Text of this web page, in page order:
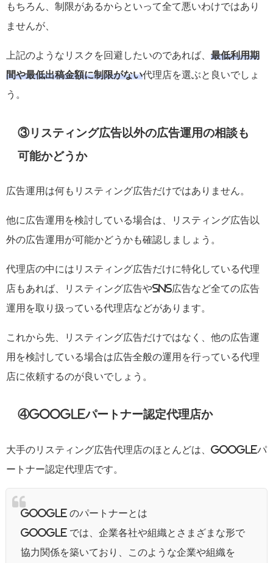
もちろん、制限があるからといって全て悪いわけではあり
ませんが、
上記のようなリスクを回避したいのであれば、 最低利用期
間や最低出稿金額に制限がない代理店を選ぶと良いでしょ
う。
③リスティング広告以外の広告運用の相談も
可能かどうか
広告運用は何もリスティング広告だけではありません。
他に広告運用を検討している場合は、リスティング広告以
外の広告運用が可能かどうかも確認しましょう。
代理店の中にはリスティング広告だけに特化している代理
店もあれば、リスティング広告やSNS広告など全ての広告
運用を取り扱っている代理店などがあります。
これから先、リスティング広告だけではなく、他の広告運
用を検討している場合は広告全般の運用を行っている代理
店に依頼するのが良いでしょう。
④Googleパートナー認定代理店か
大手のリスティング広告代理店のほとんどは、Googleパ
ートナー認定代理店です。
GOOGLE のパートナーとは
Google では、企業各社や組織とさまざまな形で
協力関係を築いており、このような企業や組織を